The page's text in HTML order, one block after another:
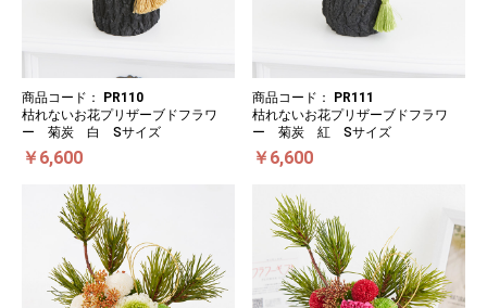
商品コード：
PR110
枯れないお花プリザーブドフラワ
ー 菊炭 白 Sサイズ
￥6,600
商品コード：
PR111
枯れないお花プリザーブドフラワ
ー 菊炭 紅 Sサイズ
￥6,600